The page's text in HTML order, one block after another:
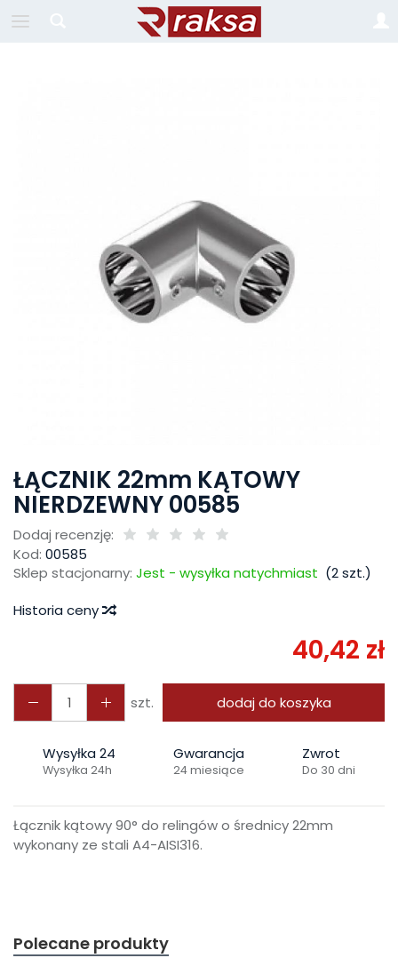
ŁĄCZNIK 22mm KĄTOWY
NIERDZEWNY 00585
Dodaj recenzję:
Kod: 00585
Sklep stacjonarny: Jest - wysyłka natychmiast (2szt.)
Historia ceny
40,42 zł
szt. dodaj do koszyka
Wysyłka 24
Wysyłka 24h
Gwarancja
24 miesiące
Zwrot
Do 30 dni
Łącznik kątowy 90° do relingów o średnicy 22mm
wykonany ze stali A4-AISI316.
Polecane produkty